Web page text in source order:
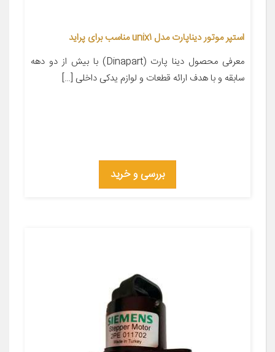
استپر موتور دیناپارت مدل unix1 مناسب برای پراید
معرفی محصول دینا پارت (Dinapart) با بیش از دو دهه
سابقه و با هدف ارائه قطعات و لوازم یدکی داخلی […]
بررسی و خرید